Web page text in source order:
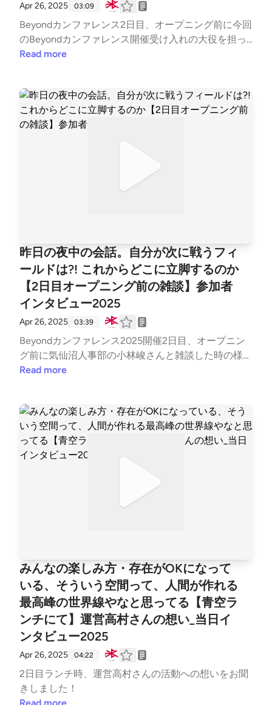
Apr 26, 2025 03:09
Beyondカンファレンス2日目、オープニング前に今回
のBeyondカンファレンス開催受け入れの大役を担っ
ていらっしゃる淡路ラボの山中さんにお話を伺いまし
Read more
昨日の夜中の会話。自分が次に戦うフィ
ールドは?! これからどこに立脚するのか
【2日目オープニング前の雑談】参加者
インタビュー2025
Apr 26, 2025 03:39
Beyondカンファレンス2025開催2日目、オープニン
グ前に気仙沼人事部の小林峻さんと雑談した時の様子
をお届けします。昨夜の二次会も盛り上がったようで
Read more
みんなの楽しみ方・存在がOKになって
いる、そういう空間って、人間が作れる
最高峰の世界線やなと思ってる【青空ラ
ンチにて】運営高村さんの想い_当日イ
ンタビュー2025
Apr 26, 2025 04:22
2日目ランチ時、運営高村さんの活動への想いをお聞
きしました！